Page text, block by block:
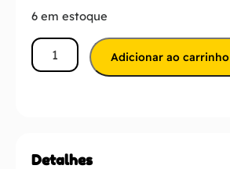
6 em estoque
Adicionar ao carrinho
Detalhes